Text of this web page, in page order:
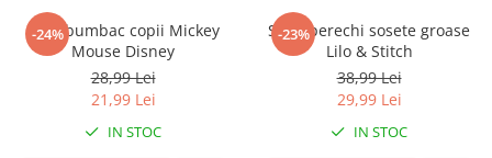
-24%
Dres bumbac copii Mickey
Mouse Disney
28,99 Lei
21,99 Lei
IN STOC
-23%
Set 3 perechi sosete groase
Lilo & Stitch
38,99 Lei
29,99 Lei
IN STOC